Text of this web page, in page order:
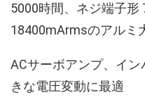
5000時間、ネジ端子形
18400mArmsのアルミ
ACサーボアンプ、イ
きな電圧変動に最適